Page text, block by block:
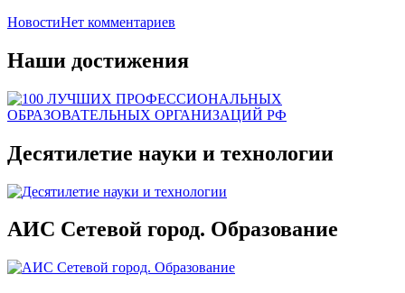
НовостиНет комментариев
Наши достижения
Десятилетие науки и технологии
АИС Сетевой город. Образование